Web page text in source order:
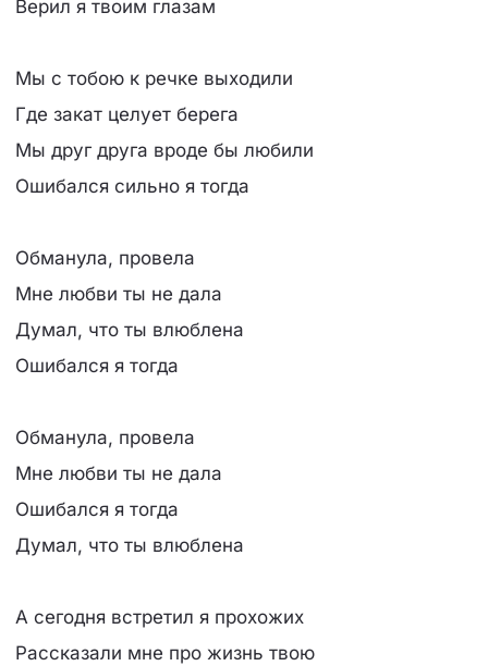
Верил я твоим глазам
Мы с тобою к речке выходили
Где закат целует берега
Мы друг друга вроде бы любили
Ошибался сильно я тогда
Обманула, провела
Мне любви ты не дала
Думал, что ты влюблена
Ошибался я тогда
Обманула, провела
Мне любви ты не дала
Ошибался я тогда
Думал, что ты влюблена
А сегодня встретил я прохожих
Рассказали мне про жизнь твою